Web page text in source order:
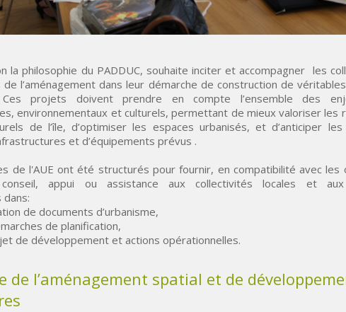
la philosophie du PADDUC, souhaite inciter et accompagner les
de l’aménagement dans leur démarche de construction de
projets doivent prendre en compte l’ensemble des
environnementaux et culturels, permettant de mieux valoriser les
de l’île, d’optimiser les espaces urbanisés, et d’anticiper
et d’équipements prévus .
de l'AUE ont été structurés pour fournir, en compatibilité avec les
conseil, appui ou assistance aux collectivités locales et
de documents d’urbanisme,
de planification,
de développement et actions opérationnelles.
de l’aménagement spatial et de